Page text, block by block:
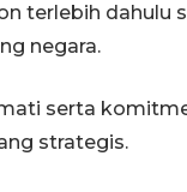
terlebih dahulu
negara.
serta
strategis.